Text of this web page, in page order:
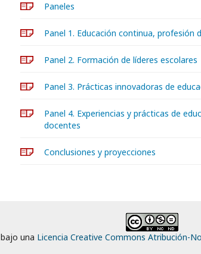
Paneles
Panel 1. Educación continua, profesión
Panel 2. Formación de líderes escolares
Panel 3. Prácticas innovadoras de
Panel 4. Experiencias y prácticas de
docentes
Conclusiones y proyecciones
una Licencia Creative Commons Atribución-